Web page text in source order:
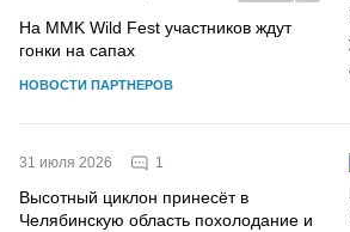
На MMK Wild Fest участников ждут
гонки на сапах
НОВОСТИ ПАРТНЕРОВ
31 июля 2026 1
Высотный циклон принесёт в
Челябинскую область похолодание и